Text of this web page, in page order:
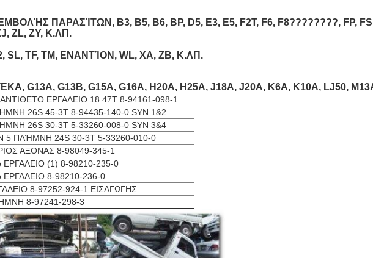
ΠΑΡΑΣΊΤΩΝ, B3, B5, B6, BP, D5, E3, E5, F2T, F6, F8????????, FP, FS,
ZL, ZY, Κ.ΛΠ.
SL, TF, TM, ΕΝΑΝΤΊΟΝ, WL, XA, ZB, Κ.ΛΠ.
G13A, G13B, G15A, G16A, H20A, H25A, J18A, J20A, K6A, K10A, LJ50,
ΕΡΓΑΛΕΙΟ 18 47T 8-94161-098-1
26S 45-3T 8-94435-140-0 SYN 1&2
26S 30-3T 5-33260-008-0 SYN 3&4
5 ΠΛΉΜΝΗ 24S 30-3T 5-33260-010-0
ΑΞΟΝΑΣ 8-98049-345-1
ΕΡΓΑΛΕΙΟ (1) 8-98210-235-0
ΕΡΓΑΛΕΙΟ 8-98210-236-0
8-97252-924-1 ΕΙΣΑΓΩΓΗΣ
8-97241-298-3